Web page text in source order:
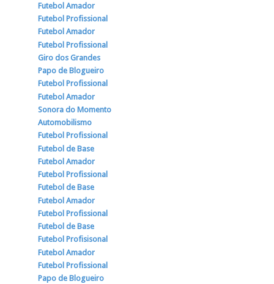
Futebol Amador
Futebol Profissional
Futebol Amador
Futebol Profissional
Giro dos Grandes
Papo de Blogueiro
Futebol Profissional
Futebol Amador
Sonora do Momento
Automobilismo
Futebol Profissional
Futebol de Base
Futebol Amador
Futebol Profissional
Futebol de Base
Futebol Amador
Futebol Profissional
Futebol de Base
Futebol Profisisonal
Futebol Amador
Futebol Profissional
Papo de Blogueiro